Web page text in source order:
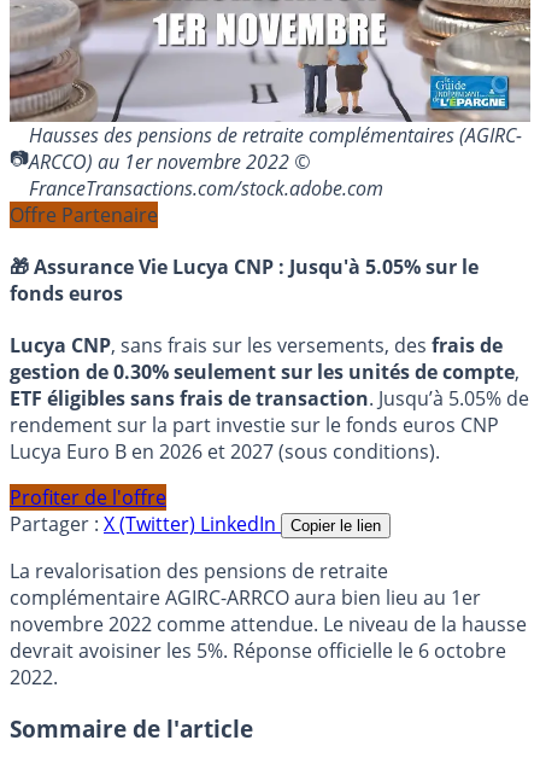
Hausses des pensions de retraite complémentaires (AGIRC-
ARCCO) au 1er novembre 2022 ©
FranceTransactions.com/stock.adobe.com
Offre Partenaire
🎁 Assurance Vie Lucya CNP : Jusqu'à 5.05% sur le
fonds euros
Lucya CNP, sans frais sur les versements, des frais de
gestion de 0.30% seulement sur les unités de compte,
ETF éligibles sans frais de transaction. Jusqu’à 5.05% de
rendement sur la part investie sur le fonds euros CNP
Lucya Euro B en 2026 et 2027 (sous conditions).
Profiter de l'offre
Partager : X (Twitter) LinkedIn Copier le lien
La revalorisation des pensions de retraite
complémentaire AGIRC-ARRCO aura bien lieu au 1er
novembre 2022 comme attendue. Le niveau de la hausse
devrait avoisiner les 5%. Réponse officielle le 6 octobre
2022.
Sommaire de l'article